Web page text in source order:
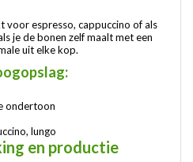
voor espresso, cappuccino of als
je de bonen zelf maalt met een
uit elke kop.
ondertoon
lungo
en productie